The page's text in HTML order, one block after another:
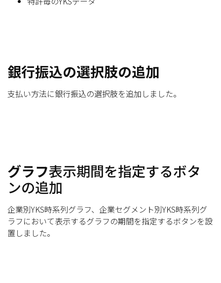
銀行振込の選択肢の追加
支払い方法に銀行振込の選択肢を追加しました。
グラフ表示期間を指定するボタ
ンの追加
企業別YKS時系列グラフ、企業セグメント別YKS時系列グ
ラフにおいて表示するグラフの期間を指定するボタンを設
置しました。